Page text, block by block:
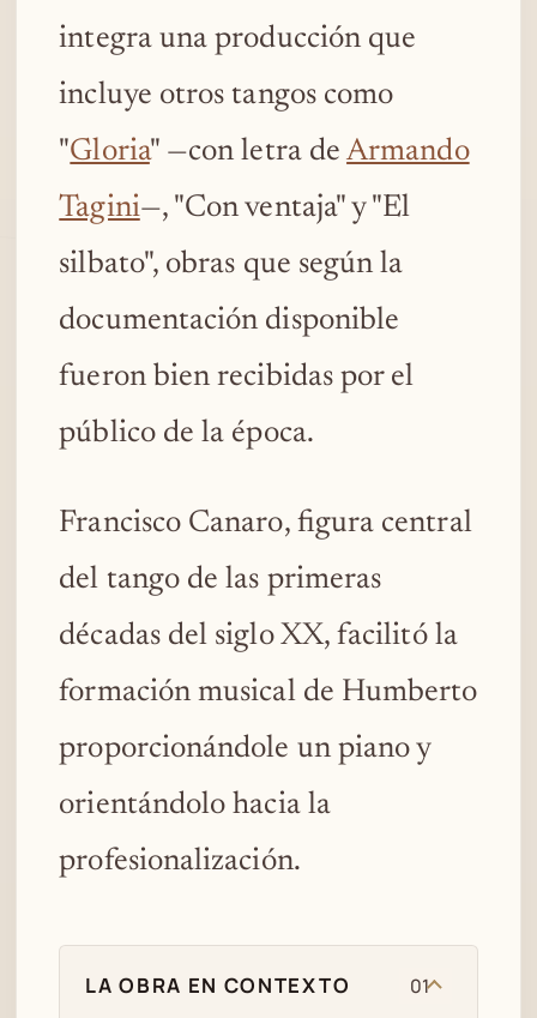
integra una producción que
incluye otros tangos como
"Gloria" —con letra deArmando
Tagini—, "Con ventaja" y "El
silbato", obras que según la
documentación disponible
fueron bien recibidas por el
público de la época.
Francisco Canaro, figura central
del tango de las primeras
décadas del siglo XX, facilitó la
formación musical de Humberto
proporcionándole un piano y
orientándolo hacia la
profesionalización.
LA OBRA EN CONTEXTO 01